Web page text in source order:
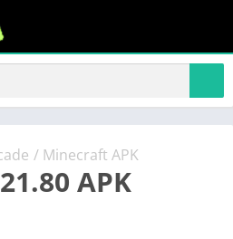
/ Minecraft APK
APK